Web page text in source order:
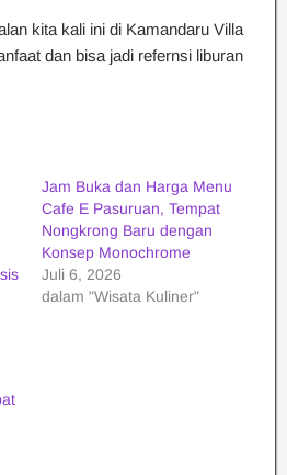
kita kali ini di Kamandaru Villa
dan bisa jadi refernsi liburan
Jam Buka dan Harga Menu
Cafe E Pasuruan, Tempat
Nongkrong Baru dengan
Konsep Monochrome
Juli 6, 2026
dalam "Wisata Kuliner"